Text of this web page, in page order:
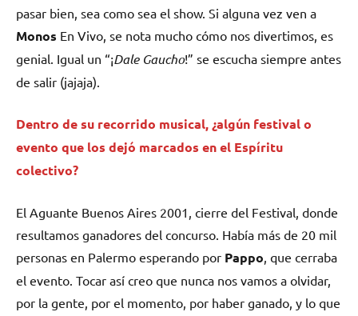
pasar bien, sea como sea el show. Si alguna vez ven a
Monos En Vivo, se nota mucho cómo nos divertimos, es
genial. Igual un “¡Dale Gaucho!” se escucha siempre antes
de salir (jajaja).
Dentro de su recorrido musical, ¿algún festival o
evento que los dejó marcados en el Espíritu
colectivo?
El Aguante Buenos Aires 2001, cierre del Festival, donde
resultamos ganadores del concurso. Había más de 20 mil
personas en Palermo esperando por Pappo, que cerraba
el evento. Tocar así creo que nunca nos vamos a olvidar,
por la gente, por el momento, por haber ganado, y lo que